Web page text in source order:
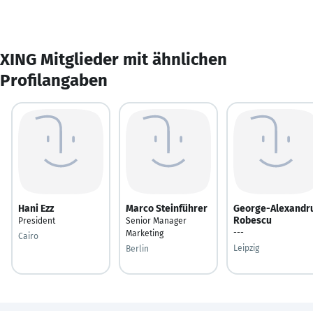
XING Mitglieder mit ähnlichen
Profilangaben
Hani Ezz
President
Cairo
Marco Steinführer
Senior Manager
Marketing
Berlin
George-
Robescu
---
Leipzig